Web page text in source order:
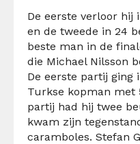
De eerste verloor hij
en de tweede in 24
beste man in de
die Michael Nilsson
De eerste partij ging
Turkse kopman met
partij had hij twee
kwam zijn
caramboles. Stefan